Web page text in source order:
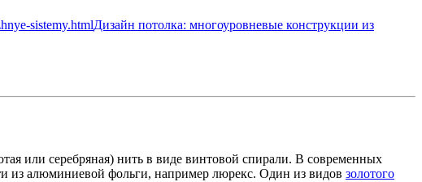
Дизайн потолка: многоуровневые конструкции из
или серебряная) нить в виде винтовой спирали. В современных
из алюминиевой фольги, например люрекс. Один из видов золотого